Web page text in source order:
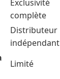
Exclusivité
complète
Distributeur
indépendant
Limité